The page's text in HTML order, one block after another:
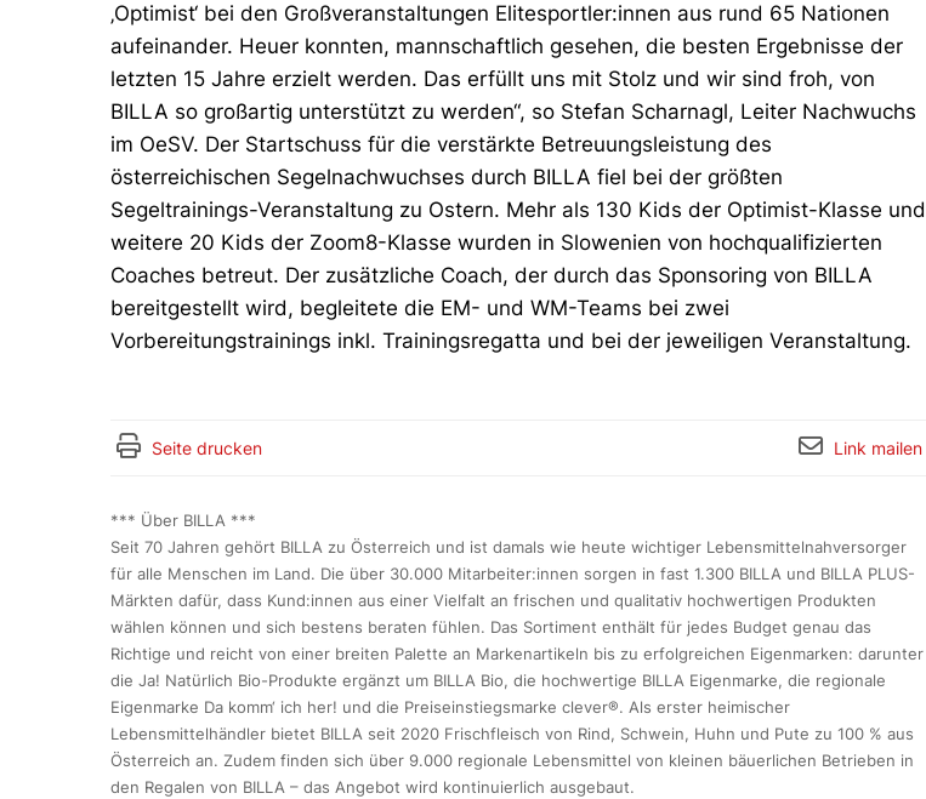
‚Optimist‘ bei den Großveranstaltungen Elitesportler:innen aus rund 65 Nationen
aufeinander. Heuer konnten, mannschaftlich gesehen, die besten Ergebnisse der
letzten 15 Jahre erzielt werden. Das erfüllt uns mit Stolz und wir sind froh, von
BILLA so großartig unterstützt zu werden“, so Stefan Scharnagl, Leiter Nachwuchs
im OeSV. Der Startschuss für die verstärkte Betreuungsleistung des
österreichischen Segelnachwuchses durch BILLA fiel bei der größten
Segeltrainings-Veranstaltung zu Ostern. Mehr als 130 Kids der Optimist-Klasse und
weitere 20 Kids der Zoom8-Klasse wurden in Slowenien von hochqualifizierten
Coaches betreut. Der zusätzliche Coach, der durch das Sponsoring von BILLA
bereitgestellt wird, begleitete die EM- und WM-Teams bei zwei
Vorbereitungstrainings inkl. Trainingsregatta und bei der jeweiligen Veranstaltung.
Seite drucken Link mailen
*** Über BILLA ***
Seit 70 Jahren gehört BILLA zu Österreich und ist damals wie heute wichtiger Lebensmittelnahversorger
für alle Menschen im Land. Die über 30.000 Mitarbeiter:innen sorgen in fast 1.300 BILLA und BILLA PLUS-
Märkten dafür, dass Kund:innen aus einer Vielfalt an frischen und qualitativ hochwertigen Produkten
wählen können und sich bestens beraten fühlen. Das Sortiment enthält für jedes Budget genau das
Richtige und reicht von einer breiten Palette an Markenartikeln bis zu erfolgreichen Eigenmarken: darunter
die Ja! Natürlich Bio-Produkte ergänzt um BILLA Bio, die hochwertige BILLA Eigenmarke, die regionale
Eigenmarke Da komm‘ ich her! und die Preiseinstiegsmarke clever®. Als erster heimischer
Lebensmittelhändler bietet BILLA seit 2020 Frischfleisch von Rind, Schwein, Huhn und Pute zu 100 % aus
Österreich an. Zudem finden sich über 9.000 regionale Lebensmittel von kleinen bäuerlichen Betrieben in
den Regalen von BILLA – das Angebot wird kontinuierlich ausgebaut.